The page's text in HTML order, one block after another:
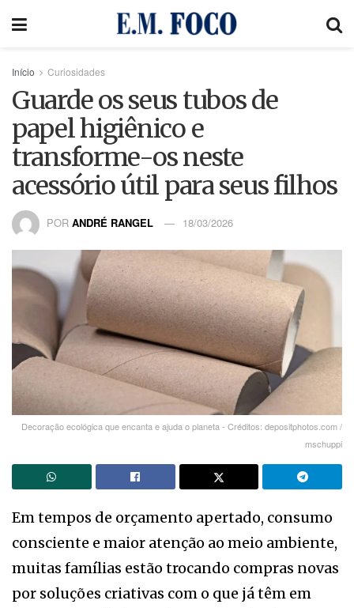
Início Curiosidades
Guarde os seus tubos de
papel higiênico e
transforme-os neste
acessório útil para seus filhos
POR ANDRÉ RANGEL 18/03/2026
Decoração ecológica que encanta e ajuda o planeta - Créditos: depositphotos.com /
mschuppi
Em tempos de orçamento apertado, consumo
consciente e maior atenção ao meio ambiente,
muitas famílias estão trocando compras novas
por soluções criativas com o que já têm em